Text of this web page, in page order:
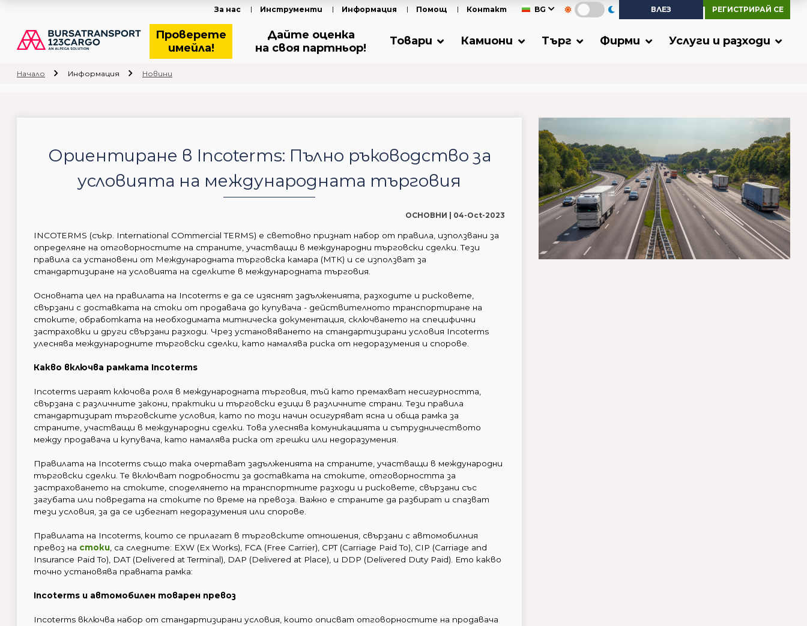
ВЛЕЗ
РЕГИСТРИРАЙ СЕ
BG
За нас Инструменти Информация Помощ Контакт
Проверете
имейла!
Дайте оценка
на своя партньор!
Товари Камиони Търг Фирми Услуги и разходи
Начало Информация Новини
Ориентиране в Incoterms: Пълно ръководство за
условията на международната търговия
ОСНОВНИ | 04-Oct-2023
INCOTERMS (съкр. International COmmercial TERMS) е световно признат набор от правила, използвани за
определяне на отговорностите на страните, участващи в международни търговски сделки. Тези
правила са установени от Международната търговска камара (МТК) и се използват за
стандартизиране на условията на сделките в международната търговия.
Основната цел на правилата на Incoterms е да се изяснят задълженията, разходите и рисковете,
свързани с доставката на стоки от продавача до купувача - действителното транспортиране на
стоките, обработката на необходимата митническа документация, сключването на специфични
застраховки и други свързани разходи. Чрез установяването на стандартизирани условия Incoterms
улеснява международните търговски сделки, като намалява риска от недоразумения и спорове.
Какво включва рамката Incoterms
Incoterms играят ключова роля в международната търговия, тъй като премахват несигурността,
свързана с различните закони, практики и търговски езици в различните страни. Тези правила
стандартизират търговските условия, като по този начин осигуряват ясна и обща рамка за
страните, участващи в международни сделки. Това улеснява комуникацията и сътрудничеството
между продавача и купувача, като намалява риска от грешки или недоразумения.
Правилата на Incoterms също така очертават задълженията на страните, участващи в международни
търговски сделки. Те включват подробности за доставката на стоките, отговорността за
застраховането на стоките, споделянето на транспортните разходи и рисковете, свързани със
загубата или повредата на стоките по време на превоза. Важно е страните да разбират и спазват
тези условия, за да се избегнат недоразумения или спорове.
Правилата на Incoterms, които се прилагат в търговските отношения, свързани с автомобилния
превоз на стоки, са следните: EXW (Ex Works), FCA (Free Carrier), CPT (Carriage Paid To), CIP (Carriage and
Insurance Paid To), DAT (Delivered at Terminal), DAP (Delivered at Place), и DDP (Delivered Duty Paid). Ето какво
точно установява правната рамка:
Incoterms и автомобилен товарен превоз
Incoterms включва набор от стандартизирани условия, които описват отговорностите на продавача